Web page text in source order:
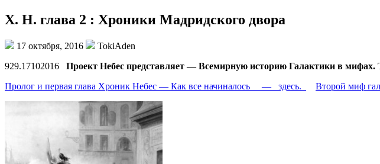
Х. Н. глава 2 : Хроники Мадридского двора
17 октября, 2016
TokiAden
929.17102016
Проект Небес представляет — Всемирную историю Галактики в
Пролог и первая глава Хроник Небес — Как все начиналось — здесь.
Второй миф